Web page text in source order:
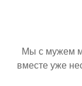
Мы с мужем
вместе уже